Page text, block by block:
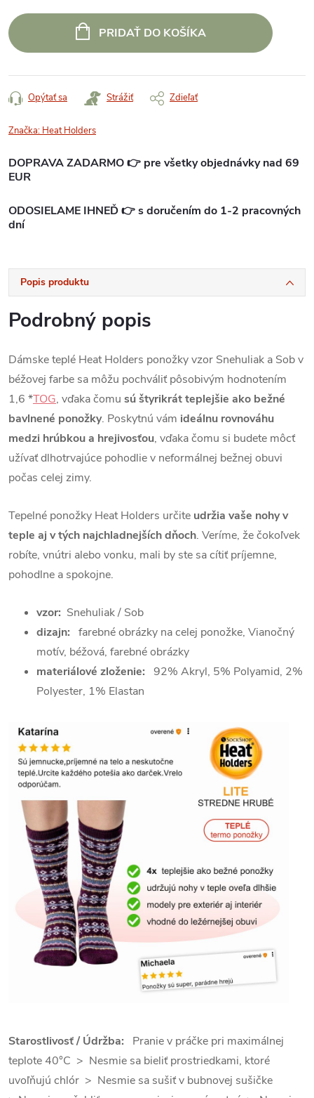
cena:
PRIDAŤ DO KOŠÍKA
Opýtať sa Strážiť Zdieľať
Značka: Heat Holders
DOPRAVA ZADARMO 👉 pre všetky objednávky nad 69
EUR
ODOSIELAME IHNEĎ 👉 s doručením do 1-2 pracovných
dní
Popis produktu
Podrobný popis
Dámske teplé Heat Holders ponožky vzor Snehuliak a Sob v
béžovej farbe sa môžu pochváliť pôsobivým hodnotením
1,6 *TOG, vďaka čomu sú štyrikrát teplejšie ako bežné
bavlnené ponožky. Poskytnú vám ideálnu rovnováhu
medzi hrúbkou a hrejivosťou, vďaka čomu si budete môcť
užívať dlhotrvajúce pohodlie v neformálnej bežnej obuvi
počas celej zimy.
Tepelné ponožky Heat Holders určite udržia vaše nohy v
teple aj v tých najchladnejších dňoch. Veríme, že čokoľvek
robíte, vnútri alebo vonku, mali by ste sa cítiť príjemne,
pohodlne a spokojne.
vzor: Snehuliak / Sob
dizajn: farebné obrázky na celej ponožke, Vianočný
motív, béžová, farebné obrázky
materiálové zloženie: 92% Akryl, 5% Polyamid, 2%
Polyester, 1% Elastan
Starostlivosť / Údržba: Pranie v práčke pri maximálnej
teplote 40°C > Nesmie sa bieliť prostriedkami, ktoré
uvoľňujú chlór > Nesmie sa sušiť v bubnovej sušičke